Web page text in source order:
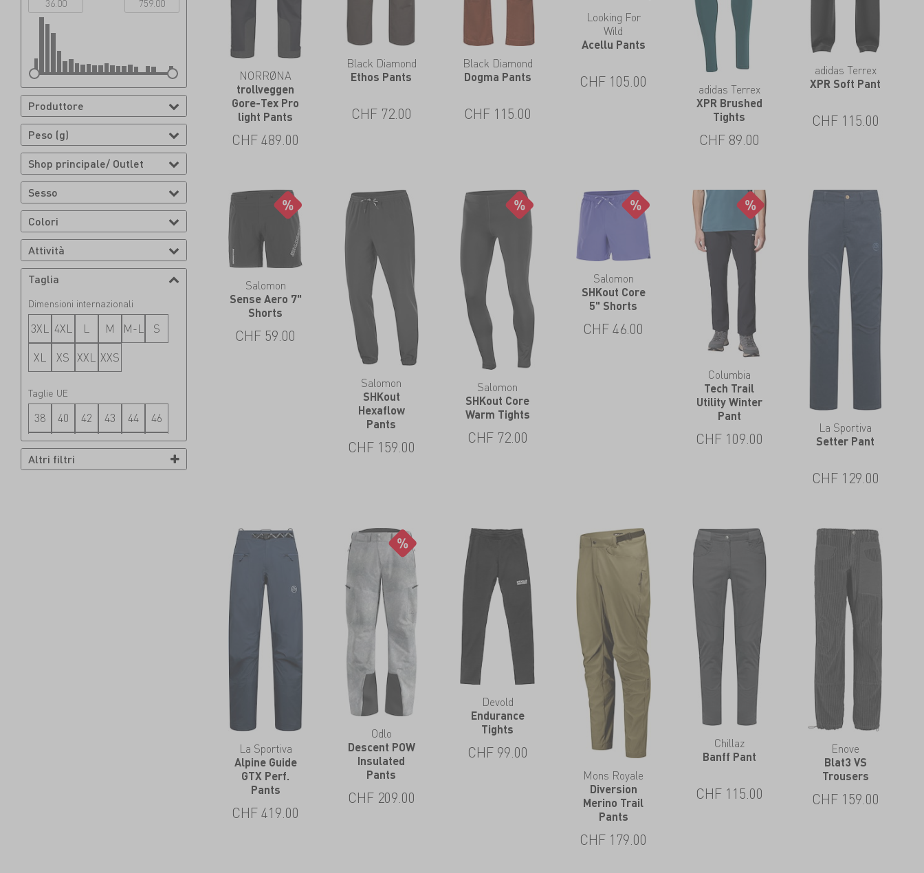
Pantaloncini tempo libero
Produttore
Peso (g)
Shop principale/ Outlet
Sesso
Colori
Attività
Taglia
Dimensioni internazionali
3XL 4XL L M M-L
S
XL
XS XXL XXS
Taglie UE
38 40 42 43 44
46
47
48 48.5 49 49.5 50
Altri filtri
NORRØNA
trollveggen
Gore-Tex Pro
light Pants
CHF489.00
Black Diamond
Ethos Pants
CHF 72.00
Black Diamond
Dogma Pants
CHF 115.00
Looking For
Wild
Acellu Pants
CHF 105.00 adidas Terrex
XPR Brushed
Tights
CHF 89.00
adidas Terrex
XPR Soft Pant
CHF 115.00
Salomon
Sense Aero 7"
Shorts
CHF 59.00
Salomon
SHKout
Hexaflow
Pants
CHF 159.00
Salomon
SHKout Core
Warm Tights
CHF 72.00
Salomon
SHKout Core
5" Shorts
CHF46.00
Columbia
Tech Trail
Utility Winter
Pant
CHF 109.00
La Sportiva
Setter Pant
CHF 129.00
La Sportiva
Alpine Guide
GTX Perf.
Pants
CHF419.00
Odlo
Descent POW
Insulated
Pants
CHF 209.00
Devold
Endurance
Tights
CHF 99.00
Mons Royale
Diversion
Merino Trail
Pants
CHF 179.00
Chillaz
Banff Pant
CHF 115.00
Enove
Blat3 VS
Trousers
CHF 159.00